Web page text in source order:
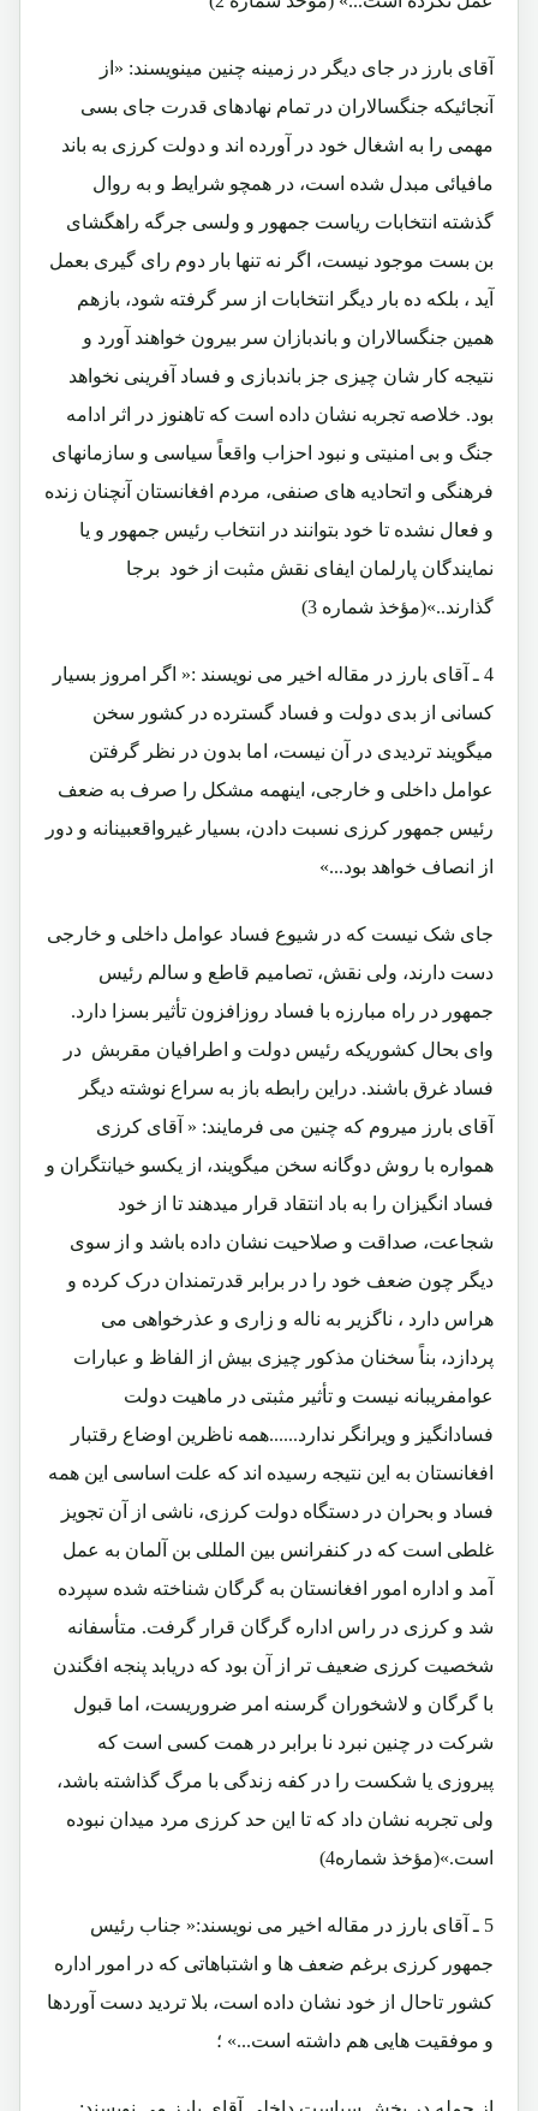
آقای بارز در جای دیگر در زمینه چنین مینویسند: «از
آنجائیکه جنگسالاران در تمام نهادهای قدرت جای بسی
مهمی را به اشغال خود در آورده اند و دولت کرزی به باند
مافیائی مبدل شده است، در همچو شرایط و به روال
گذشته انتخابات ریاست جمهور و ولسی جرگه راهگشای
بن بست موجود نیست، اگر نه تنها بار دوم رای گیری بعمل
آید ، بلکه ده بار دیگر انتخابات از سر گرفته شود، بازهم
همین جنگسالاران و باندبازان سر بیرون خواهند آورد و
نتیجه کار شان چیزی جز باندبازی و فساد آفرینی نخواهد
بود. خلاصه تجربه نشان داده است که تاهنوز در اثر ادامه
جنگ و بی امنیتی و نبود احزاب واقعاً سیاسی و سازمانهای
فرهنگی و اتحادیه های صنفی، مردم افغانستان آنچنان زنده
و فعال نشده تا خود بتوانند در انتخاب رئیس جمهور و یا
نمایندگان پارلمان ایفای نقش مثبت از خود برجا
گذارند..»(مؤخذ شماره 3)
4 ـ آقای بارز در مقاله اخیر می نویسند :« اگر امروز بسیار
کسانی از بدی دولت و فساد گسترده در کشور سخن
میگویند تردیدی در آن نیست، اما بدون در نظر گرفتن
عوامل داخلی و خارجی، اینهمه مشکل را صرف به ضعف
رئیس جمهور کرزی نسبت دادن، بسیار غیرواقعبینانه و دور
از انصاف خواهد بود...»
جای شک نیست که در شیوع فساد عوامل داخلی و خارجی
دست دارند، ولی نقش، تصامیم قاطع و سالم رئیس
جمهور در راه مبارزه با فساد روزافزون تأثیر بسزا دارد.
وای بحال کشوریکه رئیس دولت و اطرافیان مقربش در
فساد غرق باشند. دراین رابطه باز به سراع نوشته دیگر
آقای بارز میروم که چنین می فرمایند: « آقای کرزی
همواره با روش دوگانه سخن میگویند، از یکسو خیانتگران و
فساد انگیزان را به باد انتقاد قرار میدهند تا از خود
شجاعت، صداقت و صلاحیت نشان داده باشد و از سوی
دیگر چون ضعف خود را در برابر قدرتمندان درک کرده و
هراس دارد ، ناگزیر به ناله و زاری و عذرخواهی می
پردازد، بناً سخنان مذکور چیزی بیش از الفاظ و عبارات
عوامفریبانه نیست و تأثیر مثبتی در ماهیت دولت
فسادانگیز و ویرانگر ندارد......همه ناظرین اوضاع رقتبار
افغانستان به این نتیجه رسیده اند که علت اساسی این همه
فساد و بحران در دستگاه دولت کرزی، ناشی از آن تجویز
غلطی است که در کنفرانس بین المللی بن آلمان به عمل
آمد و اداره امور افغانستان به گرگان شناخته شده سپرده
شد و کرزی در راس اداره گرگان قرار گرفت. متأسفانه
شخصیت کرزی ضعیف تر از آن بود که دریابد پنجه افگندن
با گرگان و لاشخوران گرسنه امر ضروریست، اما قبول
شرکت در چنین نبرد نا برابر در همت کسی است که
پیروزی یا شکست را در کفه زندگی با مرگ گذاشته باشد،
ولی تجربه نشان داد که تا این حد کرزی مرد میدان نبوده
است.»(مؤخذ شماره4)
5 ـ آقای بارز در مقاله اخیر می نویسند:« جناب رئیس
جمهور کرزی برغم ضعف ها و اشتباهاتی که در امور اداره
کشور تاحال از خود نشان داده است، بلا تردید دست آوردها
و موفقیت هایی هم داشته است...» ؛